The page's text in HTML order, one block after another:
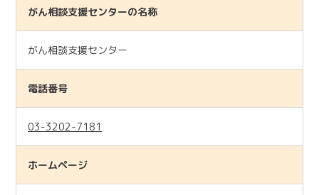
がん相談支援センターの名称
がん相談支援センター
電話番号
03-3202-7181
ホームページ